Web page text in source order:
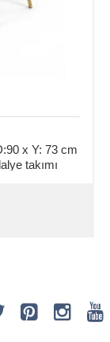
x Y: 73 cm
takımı